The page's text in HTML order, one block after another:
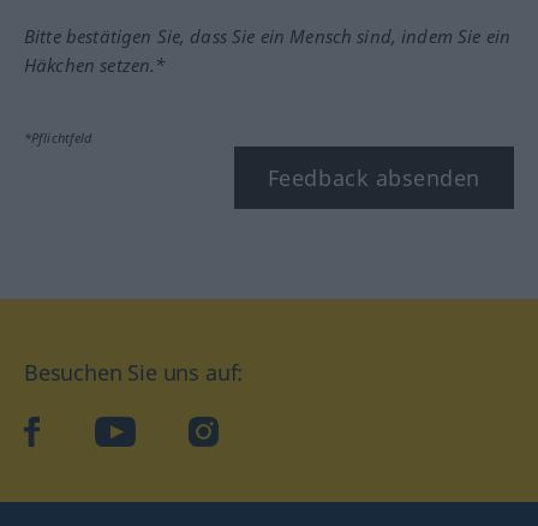
Bitte bestätigen Sie, dass Sie ein Mensch sind, indem Sie ein
Häkchen setzen.*
*Pflichtfeld
Feedback absenden
Besuchen Sie uns auf:
facebookYouTube Instagram